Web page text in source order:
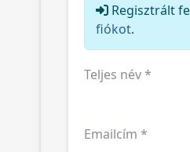
Regisztrált
fiókot.
Teljes név*
Emailcím *